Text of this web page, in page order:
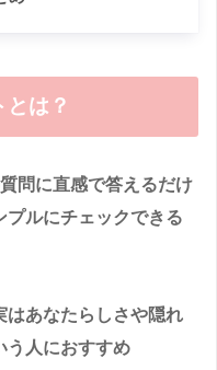
は？
問に直感で答えるだけ
プルにチェックできる
はあなたらしさや隠れ
う人におすすめ